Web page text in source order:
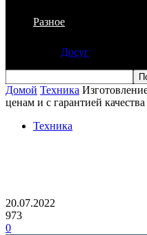
Разное
Досуг
Домой Техника
ценам и с гарантией качества
Техника
20.07.2022
973
0